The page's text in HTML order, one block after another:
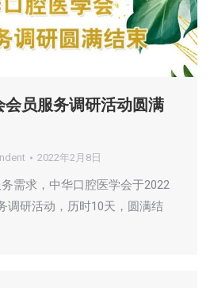
会员服务调研活动圆满
2022年2月8日
需求，中华口腔医学会于2022
调研活动，历时10天，圆满结